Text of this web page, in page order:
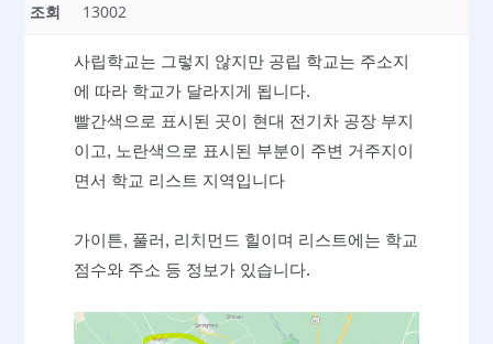
조회 13002
사립학교는 그렇지 않지만 공립 학교는 주소지
에 따라 학교가 달라지게 됩니다.
빨간색으로 표시된 곳이 현대 전기차 공장 부지
이고, 노란색으로 표시된 부분이 주변 거주지이
면서 학교 리스트 지역입니다
가이튼, 풀러, 리치먼드 힐이며 리스트에는 학교
점수와 주소 등 정보가 있습니다.